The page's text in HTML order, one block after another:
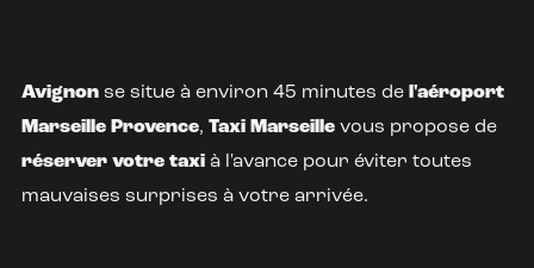
Avignonse situe à environ 45 minutes del'aéroport
Marseille Provence, Taxi Marseillevous propose de
réserver votre taxià l'avance pour éviter toutes
mauvaises surprises à votre arrivée.